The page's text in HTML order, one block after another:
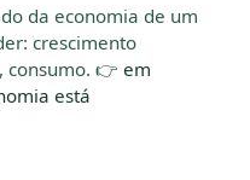
da economia de um
crescimento
consumo. 👉 em
está